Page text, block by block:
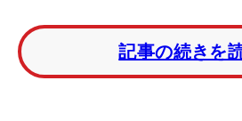
トータル8アンダー・単独首位
54歳、アレックス・チェイカ
5アンダー・2位にベルンハル
記事の続きを